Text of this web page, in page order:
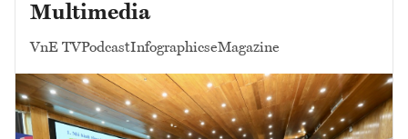
Multimedia
VnE TVPodcastInfographicseMagazine